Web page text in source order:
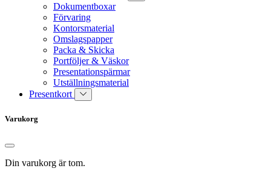
Dokumentboxar
Förvaring
Kontorsmaterial
Omslagspapper
Packa & Skicka
Portföljer & Väskor
Presentationspärmar
Utställningsmaterial
Presentkort
Varukorg
Din varukorg är tom.